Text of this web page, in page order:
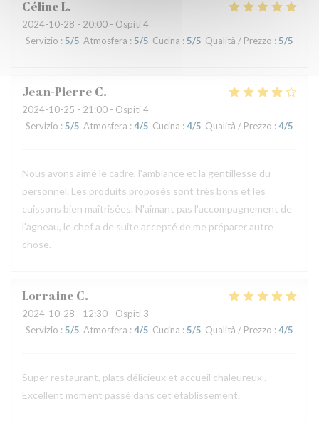
CélineL
2024-10-28 - 20:00 - Ospiti 4
Servizio : 5/5 Atmosfera : 5/5 Cucina :5/5 Qualità / Prezzo : 5/5
Jean-Pierre C
2024-10-25 - 21:00 - Ospiti 4
Servizio : 5/5 Atmosfera : 4/5 Cucina : 4/5 Qualità / Prezzo : 4/5
Nous avons aimé le cadre, l'ambiance et la gentillesse du
personnel. Les produits proposés sont très bons et les
cuissons bien maîtrisées. N'aimant pas l'accompagnement de
l'agneau, le chef a de suite accepté de me préparer autre
chose.
Lorraine C
2024-10-28 - 12:30 - Ospiti 3
Servizio : 5/5 Atmosfera : 4/5 Cucina : 5/5 Qualità / Prezzo : 4/5
Super restaurant, plats délicieux et accueil chaleureux .
Excellent moment passé dans cet établissement.